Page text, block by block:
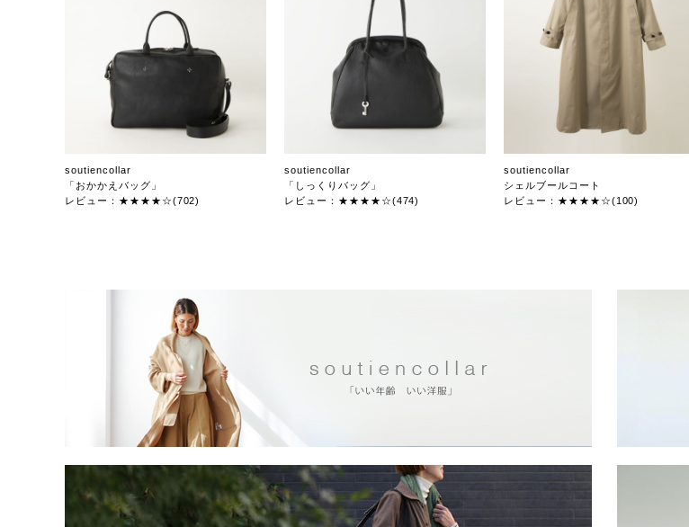
soutiencollar
「おかかえバッグ」
レビュー：★★★★☆(702)
soutiencollar
「しっくりバッグ」
レビュー：★★★★☆(474)
soutiencollar
シェルブールコート
レビュー：★★★★☆(100)